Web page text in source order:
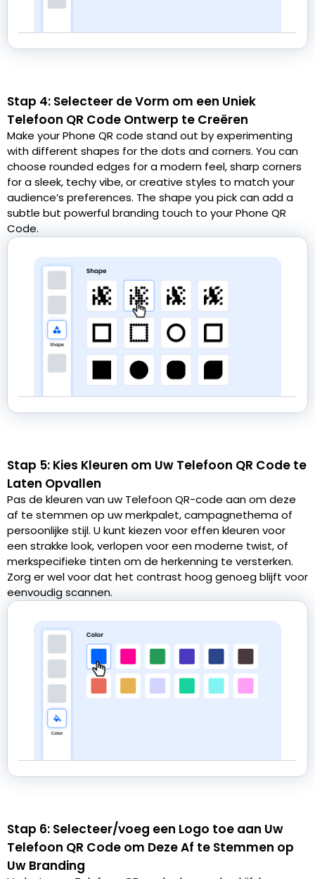
Stap 4: Selecteer de Vorm om een Uniek
Telefoon QR Code Ontwerp te Creëren
Make your Phone QR code stand out by experimenting
with different shapes for the dots and corners. You can
choose rounded edges for a modern feel, sharp corners
for a sleek, techy vibe, or creative styles to match your
audience’s preferences. The shape you pick can add a
subtle but powerful branding touch to your Phone QR
Code.
Stap 5: Kies Kleuren om Uw Telefoon QR Code te
Laten Opvallen
Pas de kleuren van uw Telefoon QR-code aan om deze
af te stemmen op uw merkpalet, campagnethema of
persoonlijke stijl. U kunt kiezen voor effen kleuren voor
een strakke look, verlopen voor een moderne twist, of
merkspecifieke tinten om de herkenning te versterken.
Zorg er wel voor dat het contrast hoog genoeg blijft voor
eenvoudig scannen.
Stap 6: Selecteer/voeg een Logo toe aan Uw
Telefoon QR Code om Deze Af te Stemmen op
Uw Branding